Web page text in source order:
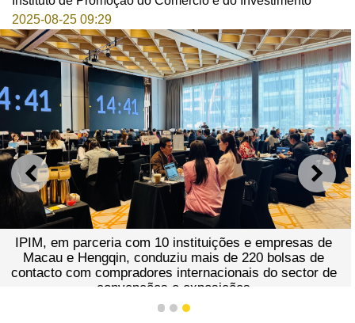
2025-08-25 09:29
ANTERIOR
IPIM, em parceria com 10 instituições e empresas de
Macau e Hengqin, conduziu mais de 220 bolsas de
contacto com compradores internacionais do sector de
convenções e exposições
1 2 3